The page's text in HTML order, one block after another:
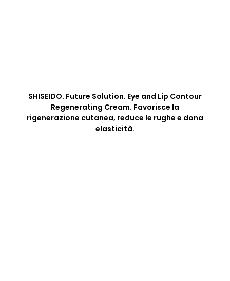
SHISEIDO. Future Solution. Eye and Lip Contour
Regenerating Cream. Favorisce la
rigenerazione cutanea, reduce le rughe e dona
elasticità.